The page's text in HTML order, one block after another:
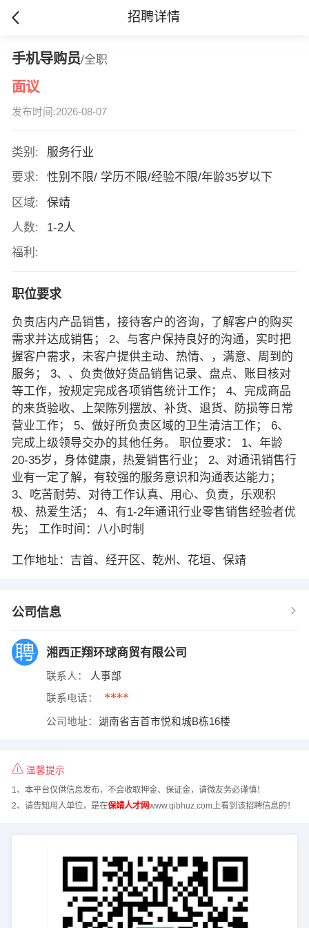
招聘详情
手机导购员/全职
面议
发布时间:2026-08-07
类别:
服务行业
要求:
性别不限/ 学历不限/经验不限/年龄35岁以下
区域:
保靖
人数:
1-2人
福利:
职位要求
负责店内产品销售，接待客户的咨询，了解客户的购买
需求并达成销售； 2、与客户保持良好的沟通，实时把
握客户需求，未客户提供主动、热情、，满意、周到的
服务； 3、、负责做好货品销售记录、盘点、账目核对
等工作，按规定完成各项销售统计工作； 4、完成商品
的来货验收、上架陈列摆放、补货、退货、防损等日常
营业工作； 5、做好所负责区域的卫生清洁工作； 6、
完成上级领导交办的其他任务。 职位要求： 1、年龄
20-35岁，身体健康，热爱销售行业； 2、对通讯销售行
业有一定了解，有较强的服务意识和沟通表达能力；
3、吃苦耐劳、对待工作认真、用心、负责，乐观积
极、热爱生活； 4、有1-2年通讯行业零售销售经验者优
先； 工作时间：八小时制
工作地址：吉首、经开区、乾州、花垣、保靖
公司信息
湘西正翔环球商贸有限公司
联系人： 人事部
联系电话： ****
公司地址： 湖南省吉首市悦和城B栋16楼
温馨提示
1、本平台仅供信息发布，不会收取押金、保证金，请微友务必谨慎！
2、请告知用人单位，是在保靖人才网www.qibhuz.com上看到该招聘信息的！